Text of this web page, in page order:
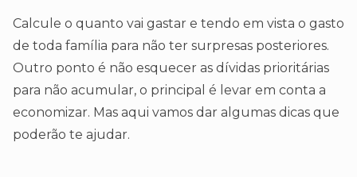
Calcule o quanto vai gastar e tendo em vista o gasto
de toda família para não ter surpresas posteriores.
Outro ponto é não esquecer as dívidas prioritárias
para não acumular, o principal é levar em conta a
economizar. Mas aqui vamos dar algumas dicas que
poderão te ajudar.